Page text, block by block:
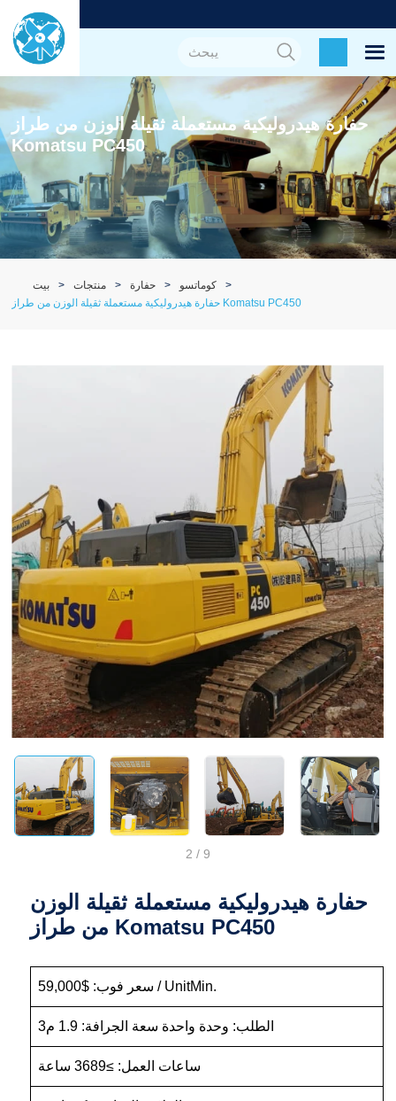
حفارة هيدروليكية مستعملة ثقيلة الوزن من طراز
Komatsu PC450
بيت منتجات حفارة
كوماتسو
حفارة هيدروليكية مستعملة ثقيلة الوزن من طراز Komatsu PC450
2 / 9
حفارة هيدروليكية مستعملة ثقيلة الوزن
من طراز Komatsu PC450
سعر فوب: $59,000 / UnitMin.
الطلب: وحدة واحدة سعة الجرافة: 1.9 م3
ساعات العمل: ≥3689 ساعة